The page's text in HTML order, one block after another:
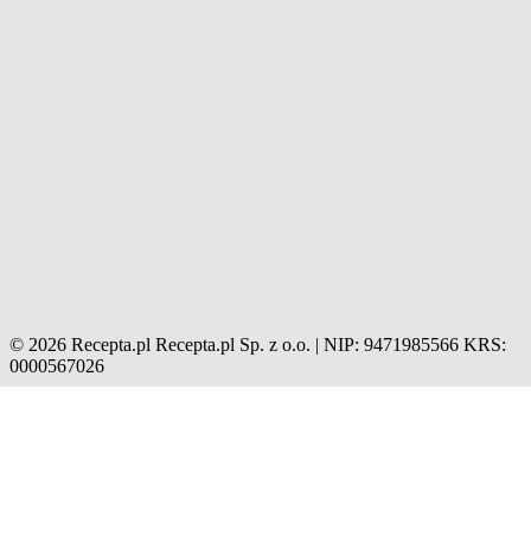
© 2026 Recepta.pl Recepta.pl Sp. z o.o. | NIP: 9471985566 KRS:
0000567026